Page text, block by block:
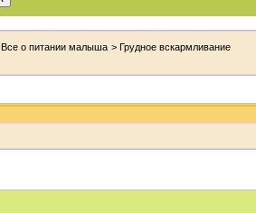
Все о питании малыша > Грудное вскармливание